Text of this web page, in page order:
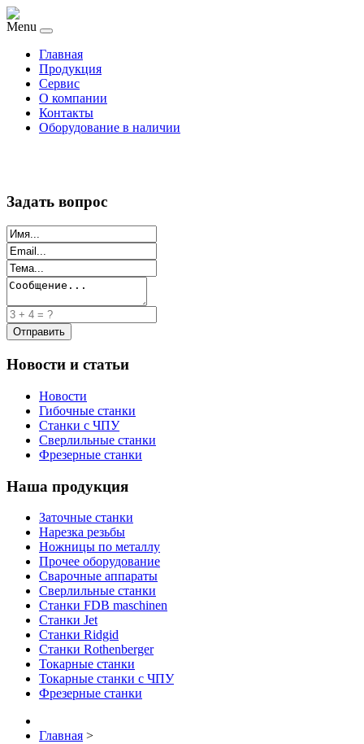
Menu
Главная
Продукция
Сервис
О компании
Контакты
Оборудование в наличии
Задать вопрос
Новости и статьи
Новости
Гибочные станки
Станки с ЧПУ
Сверлильные станки
Фрезерные станки
Наша продукция
Заточные станки
Нарезка резьбы
Ножницы по металлу
Прочее оборудование
Сварочные аппараты
Сверлильные станки
Станки FDB maschinen
Станки Jet
Станки Ridgid
Станки Rothenberger
Токарные станки
Токарные станки с ЧПУ
Фрезерные станки
Главная >